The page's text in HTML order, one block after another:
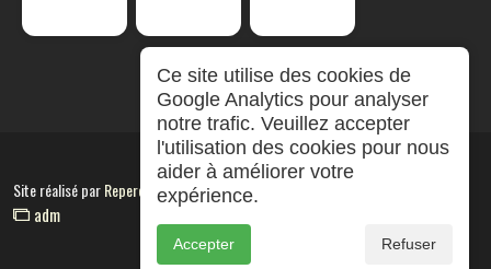
Site réalisé parRepereCom
adm
Ce site utilise des cookies de
Google Analytics pour analyser
notre trafic. Veuillez accepter
l'utilisation des cookies pour nous
aider à améliorer votre
expérience.
Accepter Refuser